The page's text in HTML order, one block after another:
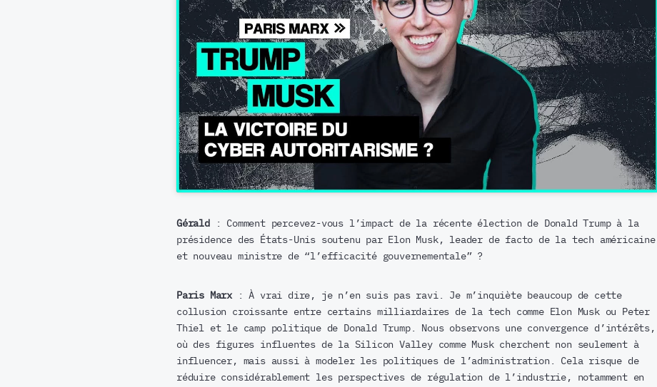
Gérald: Comment percevez-vous l’impact de la récente élection de Donald Trump à la
présidence des États-Unis soutenu par Elon Musk, leader de facto de la tech américaine
et nouveau ministre de “l’efficacité gouvernementale” ?
Paris Marx : À vrai dire, je n’en suis pas ravi. Je m’inquiète beaucoup de cette
collusion croissante entre certains milliardaires de la tech comme Elon Musk ou Peter
Thiel et le camp politique de Donald Trump. Nous observons une convergence d’intérêts,
où des figures influentes de la Silicon Valley comme Musk cherchent non seulement à
influencer, mais aussi à modeler les politiques de l’administration. Cela risque de
réduire considérablement les perspectives de régulation de l’industrie, notamment en